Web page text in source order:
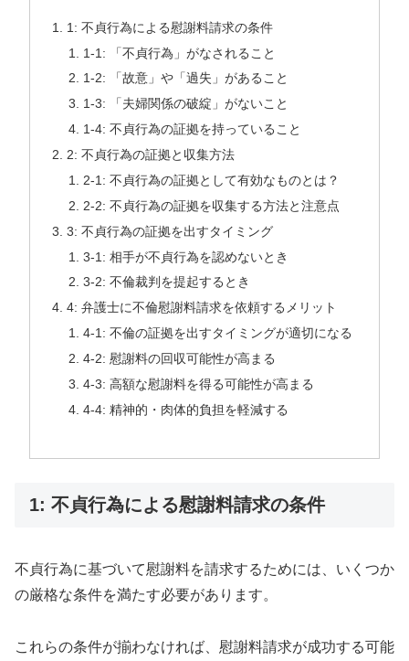
1: 不貞行為による慰謝料請求の条件
1-1: 「不貞行為」がなされること
1-2: 「故意」や「過失」があること
1-3: 「夫婦関係の破綻」がないこと
1-4: 不貞行為の証拠を持っていること
2: 不貞行為の証拠と収集方法
2-1: 不貞行為の証拠として有効なものとは？
2-2: 不貞行為の証拠を収集する方法と注意点
3: 不貞行為の証拠を出すタイミング
3-1: 相手が不貞行為を認めないとき
3-2: 不倫裁判を提起するとき
4: 弁護士に不倫慰謝料請求を依頼するメリット
4-1: 不倫の証拠を出すタイミングが適切になる
4-2: 慰謝料の回収可能性が高まる
4-3: 高額な慰謝料を得る可能性が高まる
4-4: 精神的・肉体的負担を軽減する
1: 不貞行為による慰謝料請求の条件
不貞行為に基づいて慰謝料を請求するためには、いくつか
の厳格な条件を満たす必要があります。
これらの条件が揃わなければ、慰謝料請求が成功する可能